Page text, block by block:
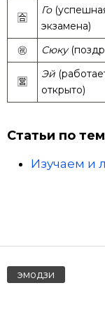
🈴
Го
экзамена)
㊗️ Сюку
🈺
Эй
открыто)
Статьи по
Изучаем и
эмодзи